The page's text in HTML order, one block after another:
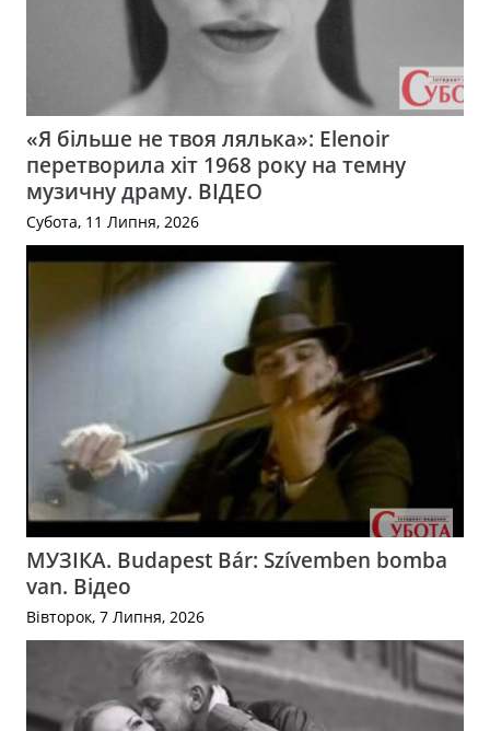
«Я більше не твоя лялька»: Elenoir
перетворила хіт 1968 року на темну
музичну драму. ВІДЕО
Субота, 11 Липня, 2026
МУЗІКА. Budapest Bár: Szívemben bomba
van. Відео
Вівторок, 7 Липня, 2026